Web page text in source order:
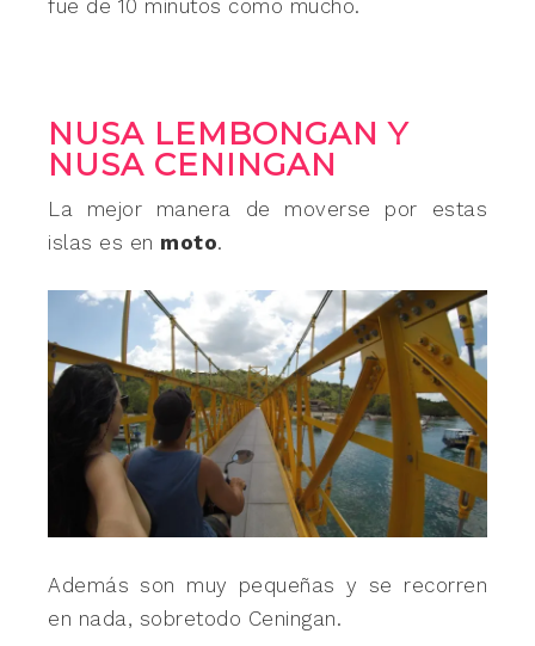
fue de 10 minutos como mucho.
NUSA LEMBONGAN Y
NUSA CENINGAN
La mejor manera de moverse por estas
islas es en moto.
Además son muy pequeñas y se recorren
en nada, sobretodo Ceningan.